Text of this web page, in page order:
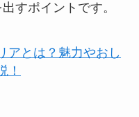
すポイントです。
アとは？魅力やおし
！